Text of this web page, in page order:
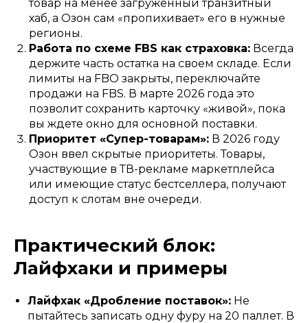
товар на менее загруженный транзитный
хаб, а Озон сам «пропихивает» его в нужные
регионы.
Работа по схеме FBS как страховка: Всегда
держите часть остатка на своем складе. Если
лимиты на FBO закрыты, переключайте
продажи на FBS. В марте 2026 года это
позволит сохранить карточку «живой», пока
вы ждете окно для основной поставки.
Приоритет «Супер-товарам»: В 2026 году
Озон ввел скрытые приоритеты. Товары,
участвующие в ТВ-рекламе маркетплейса
или имеющие статус бестселлера, получают
доступ к слотам вне очереди.
Практический блок:
Лайфхаки и примеры
Лайфхак «Дробление поставок»: Не
пытайтесь записать одну фуру на 20 паллет. В